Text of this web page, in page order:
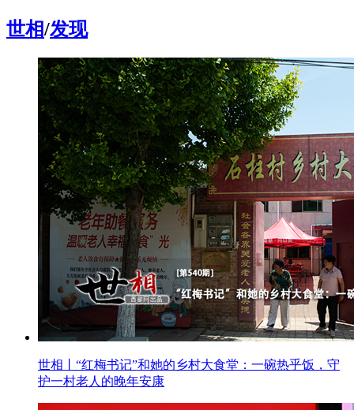
世相/发现
世相丨“红梅书记”和她的乡村大食堂：一碗热乎饭，守
护一村老人的晚年安康